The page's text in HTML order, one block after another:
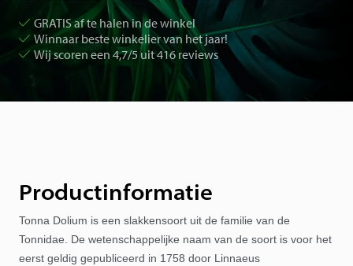
GRATIS af te halen in de winkel
Winnaar beste winkelier van het jaar!
Wij scoren een 4,7/5 uit 416 reviews
Productinformatie
Tonna Dolium is een slakkensoort uit de familie van de
Tonnidae. De wetenschappelijke naam van de soort is voor het
eerst geldig gepubliceerd in 1758 door Linnaeus